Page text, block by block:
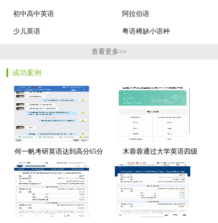
初中高中英语 阿拉伯语
少儿英语 粤语稀缺小语种
查看更多>>
成功案例
何一帆考研英语达到高分65分 木蓉蓉通过大学英语四级